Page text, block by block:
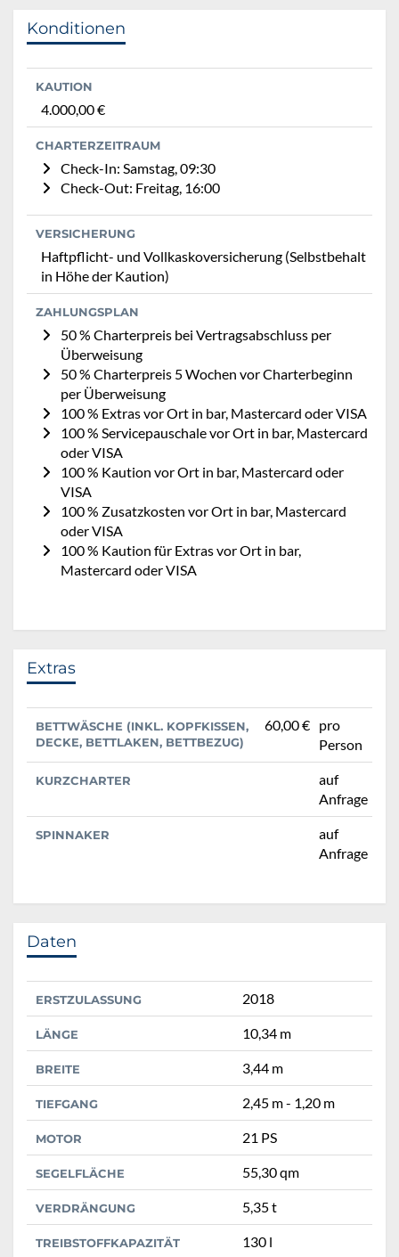
Konditionen
KAUTION
4.000,00 €
CHARTERZEITRAUM
Check-In: Samstag, 09:30
Check-Out: Freitag, 16:00
VERSICHERUNG
Haftpflicht- und Vollkaskoversicherung (Selbstbehalt
in Höhe der Kaution)
ZAHLUNGSPLAN
50 % Charterpreis bei Vertragsabschluss per
Überweisung
50 % Charterpreis 5 Wochen vor Charterbeginn
per Überweisung
100 % Extras vor Ort in bar, Mastercard oder VISA
100 % Servicepauschale vor Ort in bar, Mastercard
oder VISA
100 % Kaution vor Ort in bar, Mastercard oder
VISA
100 % Zusatzkosten vor Ort in bar, Mastercard
oder VISA
100 % Kaution für Extras vor Ort in bar,
Mastercard oder VISA
Extras
BETTWÄSCHE (INKL. KOPFKISSEN,
DECKE, BETTLAKEN, BETTBEZUG)
60,00 € pro
Person
KURZCHARTER
auf
Anfrage
SPINNAKER
auf
Anfrage
Daten
ERSTZULASSUNG 2018
LÄNGE 10,34 m
BREITE 3,44 m
TIEFGANG 2,45 m - 1,20 m
MOTOR 21 PS
SEGELFLÄCHE 55,30 qm
VERDRÄNGUNG 5,35 t
TREIBSTOFFKAPAZITÄT 130 l